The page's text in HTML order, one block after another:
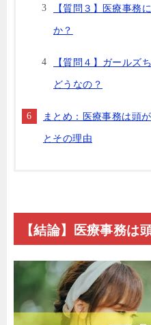
【質問３】医療事務
か？
【質問４】ガールズ
どうなの？
まとめ：医療事務は頭
とその理由
【結論】医療事務は